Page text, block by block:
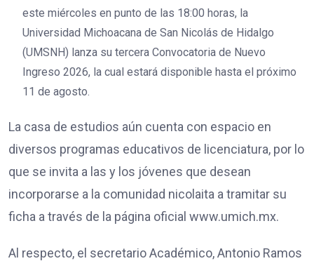
este miércoles en punto de las 18:00 horas, la
Universidad Michoacana de San Nicolás de Hidalgo
(UMSNH) lanza su tercera Convocatoria de Nuevo
Ingreso 2026, la cual estará disponible hasta el próximo
11 de agosto.
La casa de estudios aún cuenta con espacio en
diversos programas educativos de licenciatura, por lo
que se invita a las y los jóvenes que desean
incorporarse a la comunidad nicolaita a tramitar su
ficha a través de la página oficial www.umich.mx.
Al respecto, el secretario Académico, Antonio Ramos